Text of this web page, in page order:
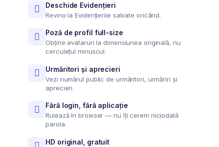
Deschide Evidențieri
Revino la Evidențierile salvate oricând.
Poză de profil full-size
Obține avataruri la dimensiunea originală, nu
cerculețul minuscul.
Urmăritori și aprecieri
Vezi numărul public de urmăritori, urmăriri și
aprecieri.
Fără login, fără aplicație
Rulează în browser — nu îți cerem niciodată
parola.
HD original, gratuit